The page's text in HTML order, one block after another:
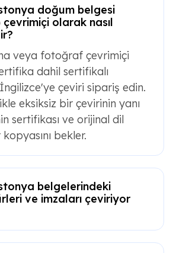
doğum belgesi
olarak nasıl
veya fotoğraf çevrimiçi
dahil sertifikalı
çeviri sipariş edin.
eksiksiz bir çevirinin yanı
sertifikası ve orijinal dil
bekler.
belgelerindeki
ve imzaları çeviriyor